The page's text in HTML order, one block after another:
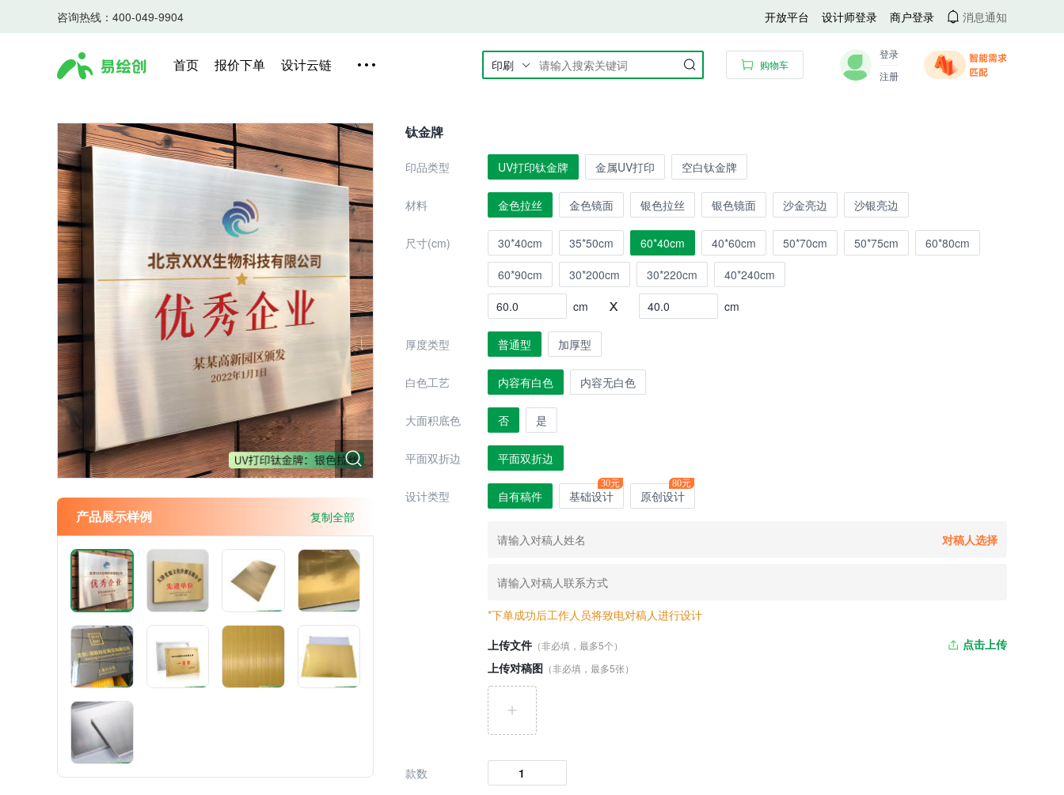
咨询热线：400-049-9904 开放平台 设计师登录 商户登录 消息通知
首页 报价下单 设计云链 印刷  购物车
登录
注册
产品展示样例 复制全部
钛金牌
印品类型 UV打印钛金牌 金属UV打印 空白钛金牌
材料 金色拉丝 金色镜面 银色拉丝 银色镜面 沙金亮边 沙银亮边
尺寸(cm) 30*40cm 35*50cm 60*40cm 40*60cm 50*70cm 50*75cm
60*80cm
60*90cm
30*200cm 30*220cm
40*240cm
cm
cm
厚度类型 普通型 加厚型
白色工艺 内容有白色 内容无白色
大面积底色 否 是
平面双折边 平面双折边
设计类型 自有稿件 基础设计
30元
原创设计
80元
对稿人选择
*下单成功后工作人员将致电对稿人进行设计
上传文件 （非必填，最多5个）
点击上传
上传对稿图 （非必填，最多5张）
款数